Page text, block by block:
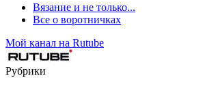
Вязание и не только...
Все о воротничках
Мой канал на Rutube
Рубрики